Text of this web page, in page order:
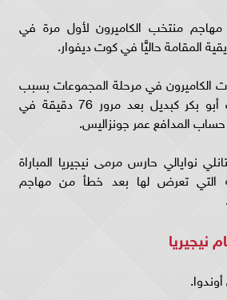
منتخب الكاميرون لأول مرة في
المقامة حاليًّا في كوت ديفوار.
الكاميرون في مرحلة المجموعات بسبب
إصابة عضلية، وشارك أبو بكر كبديل بعد مرور 76 دقيقة في
المدافع عمر جونزاليس.
نوايالي حارس مرمى نيجيريا المباراة
التي تعرض لها بعد خطأ من مهاجم
نيجيريا